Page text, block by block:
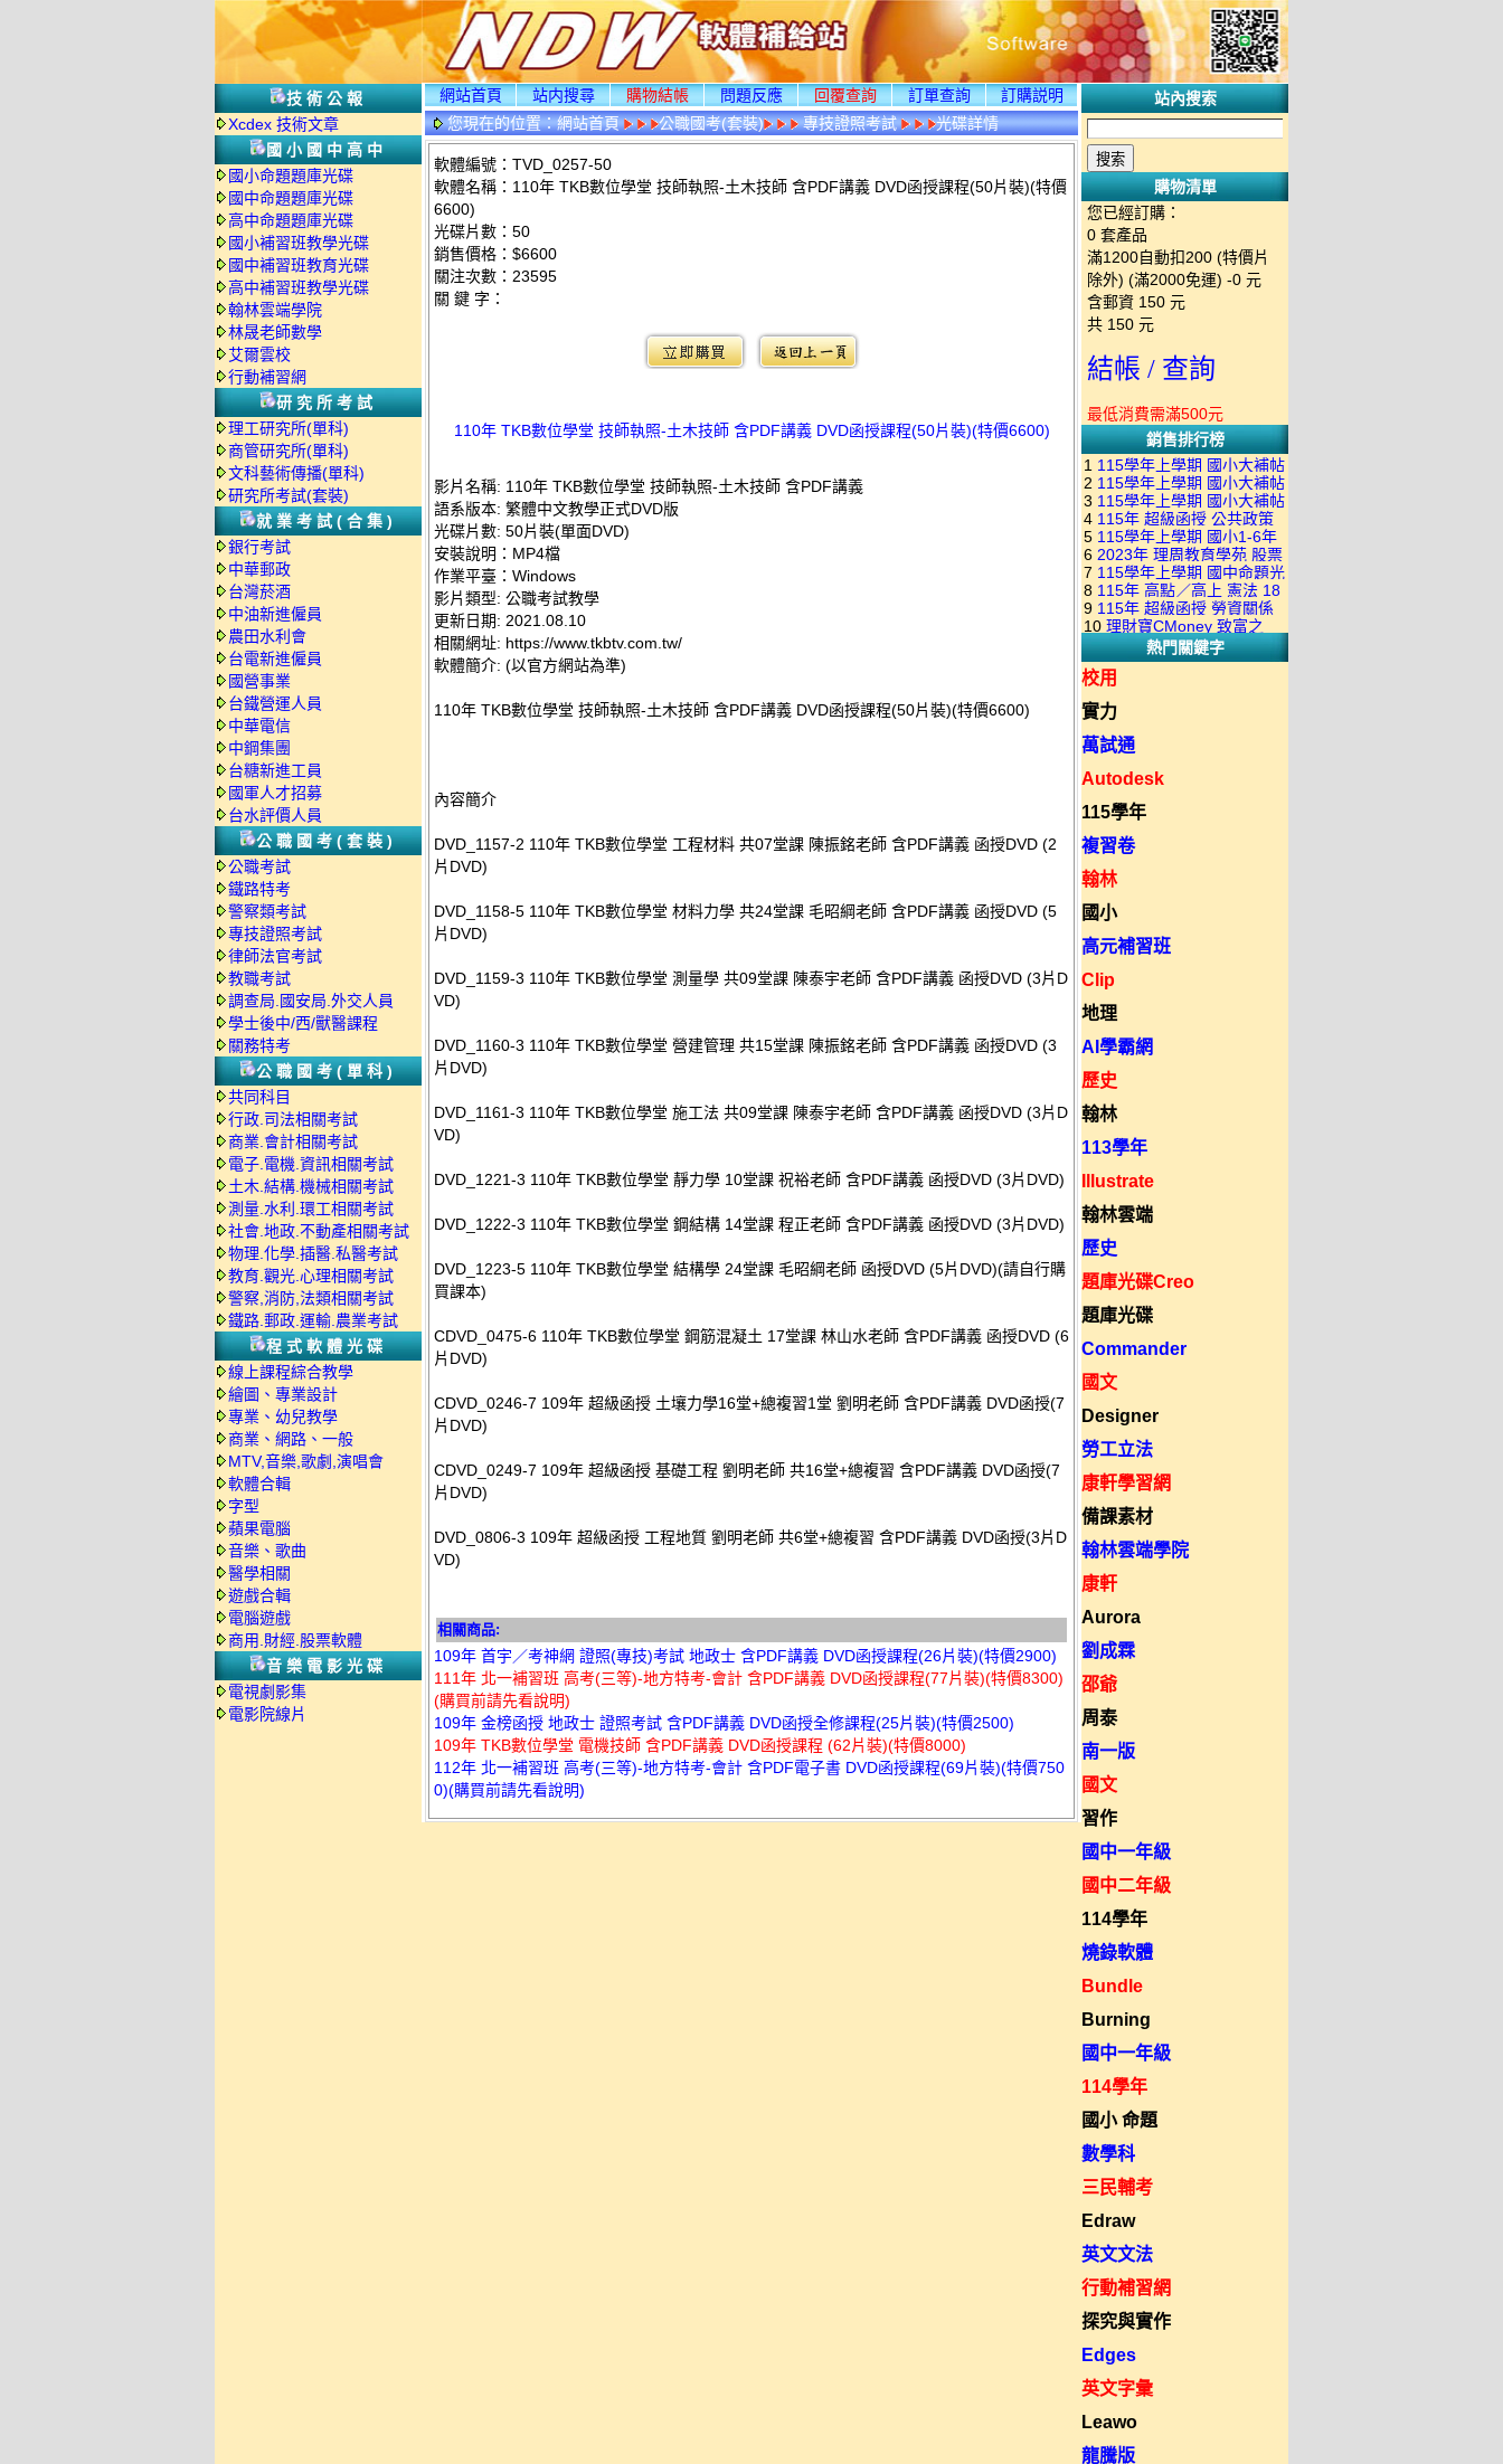
技術公報
Xcdex 技術文章
國小國中高中
國小命題題庫光碟
國中命題題庫光碟
高中命題題庫光碟
國小補習班教學光碟
國中補習班教育光碟
高中補習班教學光碟
翰林雲端學院
林晟老師數學
艾爾雲校
行動補習網
研究所考試
理工研究所(單科)
商管研究所(單科)
文科藝術傳播(單科)
研究所考試(套裝)
就業考試(合集)
銀行考試
中華郵政
台灣菸酒
中油新進僱員
農田水利會
台電新進僱員
國營事業
台鐵營運人員
中華電信
中鋼集團
台糖新進工員
國軍人才招募
台水評價人員
公職國考(套裝)
公職考試
鐵路特考
警察類考試
專技證照考試
律師法官考試
教職考試
調查局.國安局.外交人員
學士後中/西/獸醫課程
關務特考
公職國考(單科)
共同科目
行政.司法相關考試
商業.會計相關考試
電子.電機.資訊相關考試
土木.結構.機械相關考試
測量.水利.環工相關考試
社會.地政.不動產相關考試
物理.化學.插醫.私醫考試
教育.觀光.心理相關考試
警察,消防,法類相關考試
鐵路.郵政.運輸.農業考試
程式軟體光碟
線上課程綜合教學
繪圖、專業設計
專業、幼兒教學
商業、網路、一般
MTV,音樂,歌劇,演唱會
軟體合輯
字型
蘋果電腦
音樂、歌曲
醫學相關
遊戲合輯
電腦遊戲
商用.財經.股票軟體
音樂電影光碟
電視劇影集
電影院線片
網站首頁 站内搜尋 購物結帳 問題反應 回覆查詢 訂單查詢
訂購説明
您現在的位置：網站首頁 公職國考(套裝) 專技證照考試 光碟詳情
軟體編號：TVD_0257-50
軟體名稱：110年 TKB數位學堂 技師執照-土木技師 含PDF講義 DVD函授課程(50片裝)(特價
6600)
光碟片數：50
銷售價格：$6600
關注次數： 23595
關 鍵 字：
110年 TKB數位學堂 技師執照-土木技師 含PDF講義 DVD函授課程(50片裝)(特價6600)
影片名稱: 110年 TKB數位學堂 技師執照-土木技師 含PDF講義
語系版本: 繁體中文教學正式DVD版
光碟片數: 50片裝(單面DVD)
安裝說明：MP4檔
作業平臺：Windows
影片類型: 公職考試教學
更新日期: 2021.08.10
相關網址: https://www.tkbtv.com.tw/
軟體簡介: (以官方網站為準)
110年 TKB數位學堂 技師執照-土木技師 含PDF講義 DVD函授課程(50片裝)(特價6600)
內容簡介
DVD_1157-2 110年 TKB數位學堂 工程材料 共07堂課 陳振銘老師 含PDF講義 函授DVD (2
片DVD)
DVD_1158-5 110年 TKB數位學堂 材料力學 共24堂課 毛昭綱老師 含PDF講義 函授DVD (5
片DVD)
DVD_1159-3 110年 TKB數位學堂 測量學 共09堂課 陳泰宇老師 含PDF講義 函授DVD (3片D
VD)
DVD_1160-3 110年 TKB數位學堂 營建管理 共15堂課 陳振銘老師 含PDF講義 函授DVD (3
片DVD)
DVD_1161-3 110年 TKB數位學堂 施工法 共09堂課 陳泰宇老師 含PDF講義 函授DVD (3片D
VD)
DVD_1221-3 110年 TKB數位學堂 靜力學 10堂課 祝裕老師 含PDF講義 函授DVD (3片DVD)
DVD_1222-3 110年 TKB數位學堂 鋼結構 14堂課 程正老師 含PDF講義 函授DVD (3片DVD)
DVD_1223-5 110年 TKB數位學堂 結構學 24堂課 毛昭綱老師 函授DVD (5片DVD)(請自行購
買課本)
CDVD_0475-6 110年 TKB數位學堂 鋼筋混凝土 17堂課 林山水老師 含PDF講義 函授DVD (6
片DVD)
CDVD_0246-7 109年 超級函授 土壤力學16堂+總複習1堂 劉明老師 含PDF講義 DVD函授(7
片DVD)
CDVD_0249-7 109年 超級函授 基礎工程 劉明老師 共16堂+總複習 含PDF講義 DVD函授(7
片DVD)
DVD_0806-3 109年 超級函授 工程地質 劉明老師 共6堂+總複習 含PDF講義 DVD函授(3片D
VD)
相關商品:
109年 首宇／考神網 證照(專技)考試 地政士 含PDF講義 DVD函授課程(26片裝)(特價2900)
111年 北一補習班 高考(三等)-地方特考-會計 含PDF講義 DVD函授課程(77片裝)(特價8300)
(購買前請先看說明)
109年 金榜函授 地政士 證照考試 含PDF講義 DVD函授全修課程(25片裝)(特價2500)
109年 TKB數位學堂 電機技師 含PDF講義 DVD函授課程 (62片裝)(特價8000)
112年 北一補習班 高考(三等)-地方特考-會計 含PDF電子書 DVD函授課程(69片裝)(特價750
0)(購買前請先看說明)
站內搜索
購物清單
您已經訂購：
0 套產品
滿1200自動扣200 (特價片
除外) (滿2000免運) -0 元
含郵資 150 元
共 150 元
結帳 / 查詢
最低消費需滿500元
銷售排行榜
1 115學年上學期 國小大補帖
南一版 國語+數學+社會+生活
+自然 1-6年級 教學光碟DVD
版(3DVD)
2 115學年上學期 國小大補帖
康軒版 國語+數學+社會+生活
+自然 1-6年級 教學光碟DVD
版(3DVD)
3 115學年上學期 國小大補帖
翰林版 國語+數學+社會+生活
+自然 1-6年級 教學光碟DVD
版(3DVD)
4 115年 超級函授 公共政策
22堂課+總複習 張楚老師 含
PDF講義 函授DVD(9DVD)
5 115學年上學期 國小1-6年
級 習作解答(含康軒.南一.翰林
全版本.全科目)合輯版 DVD版
6 2023年 理周教育學苑 股票
當沖煉金術 主講：朱家泓 國
語發音 DVD版
7 115學年上學期 國中命題光
碟 翰林版 英文科 1-3年級 題
庫光碟
8 115年 高點／高上 憲法 18
堂課 宗台大老師 含PDF講義
函授DVD(8DVD)【適用於律
師司法考試】
9 115年 超級函授 勞資關係
概要 11堂課+總複習 陸川老
師 含PDF講義 函授
DVD(5DVD)
10 理財寶CMoney 致富之
道：上班族飆股攻略班 主
講：朱家泓+林穎 國語發音
熱門關鍵字
校用
實力
萬試通
Autodesk
115學年
複習卷
翰林
國小
高元補習班
Clip
地理
AI學霸網
歷史
翰林
113學年
Illustrate
翰林雲端
歷史
題庫光碟Creo
題庫光碟
Commander
國文
Designer
勞工立法
康軒學習網
備課素材
翰林雲端學院
康軒
Aurora
劉成霖
邵爺
周泰
南一版
國文
習作
國中一年級
國中二年級
114學年
燒錄軟體
Bundle
Burning
國中一年級
114學年
國小 命題
數學科
三民輔考
Edraw
英文文法
行動補習網
探究與實作
Edges
英文字彙
Leawo
龍騰版